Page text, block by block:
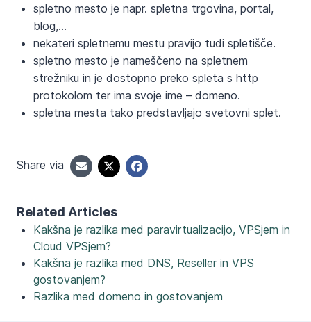
spletno mesto je napr. spletna trgovina, portal,
blog,...
nekateri spletnemu mestu pravijo tudi spletišče.
spletno mesto je nameščeno na spletnem
strežniku in je dostopno preko spleta s http
protokolom ter ima svoje ime – domeno.
spletna mesta tako predstavljajo svetovni splet.
Share via
Related Articles
Kakšna je razlika med paravirtualizacijo, VPSjem in
Cloud VPSjem?
Kakšna je razlika med DNS, Reseller in VPS
gostovanjem?
Razlika med domeno in gostovanjem